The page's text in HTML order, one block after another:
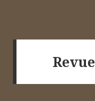
Revue